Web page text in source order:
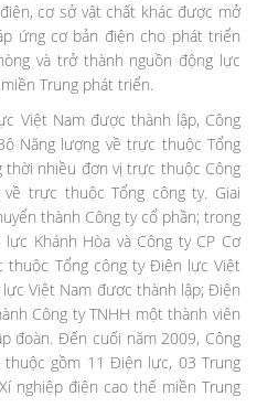
cơ sở vật chất khác được mở
ứng cơ bản điện cho phát triển
và trở thành nguồn động lực
Trung phát triển.
Việt Nam được thành lập, Công
Năng lượng về trực thuộc Tổng
nhiều đơn vị trực thuộc Công
trực thuộc Tổng công ty. Giai
thành Công ty cổ phần; trong
Khánh Hòa và Công ty CP Cơ
thuộc Tổng công ty Điện lực Việt
Việt Nam được thành lập; Điện
Công ty TNHH một thành viên
đoàn. Đến cuối năm 2009, Công
gồm 11 Điện lực, 03 Trung
nghiệp điện cao thế miền Trung